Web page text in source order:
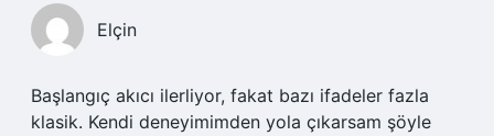
Elçin
Başlangıç akıcı ilerliyor, fakat bazı ifadeler fazla
klasik. Kendi deneyimimden yola çıkarsam şöyle